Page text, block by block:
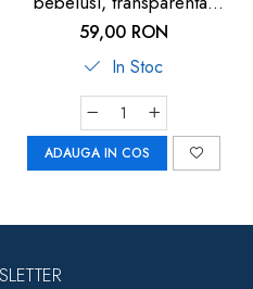
Reer
59,00 RON
In Stoc
ADAUGA IN COS